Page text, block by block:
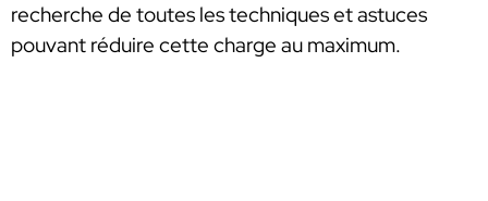
recherche de toutes les techniques et astuces
pouvant réduire cette charge au maximum.